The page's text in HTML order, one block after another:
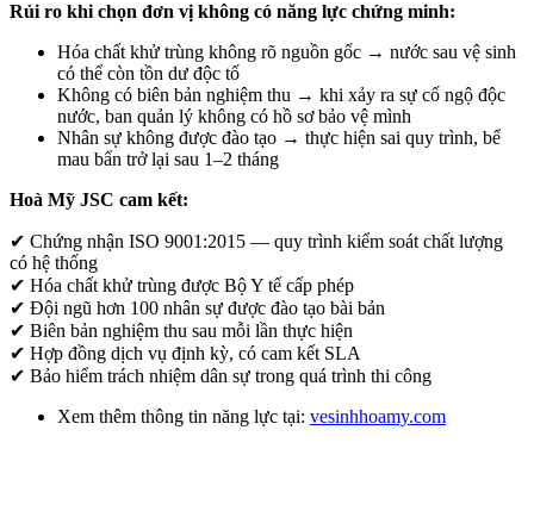
Rủi ro khi chọn đơn vị không có năng lực chứng minh:
Hóa chất khử trùng không rõ nguồn gốc → nước sau vệ sinh
có thể còn tồn dư độc tố
Không có biên bản nghiệm thu → khi xảy ra sự cố ngộ độc
nước, ban quản lý không có hồ sơ bảo vệ mình
Nhân sự không được đào tạo → thực hiện sai quy trình, bể
mau bẩn trở lại sau 1–2 tháng
Hoà Mỹ JSC cam kết:
✔ Chứng nhận ISO 9001:2015 — quy trình kiểm soát chất lượng
có hệ thống
✔ Hóa chất khử trùng được Bộ Y tế cấp phép
✔ Đội ngũ hơn 100 nhân sự được đào tạo bài bản
✔ Biên bản nghiệm thu sau mỗi lần thực hiện
✔ Hợp đồng dịch vụ định kỳ, có cam kết SLA
✔ Bảo hiểm trách nhiệm dân sự trong quá trình thi công
Xem thêm thông tin năng lực tại: vesinhhoamy.com